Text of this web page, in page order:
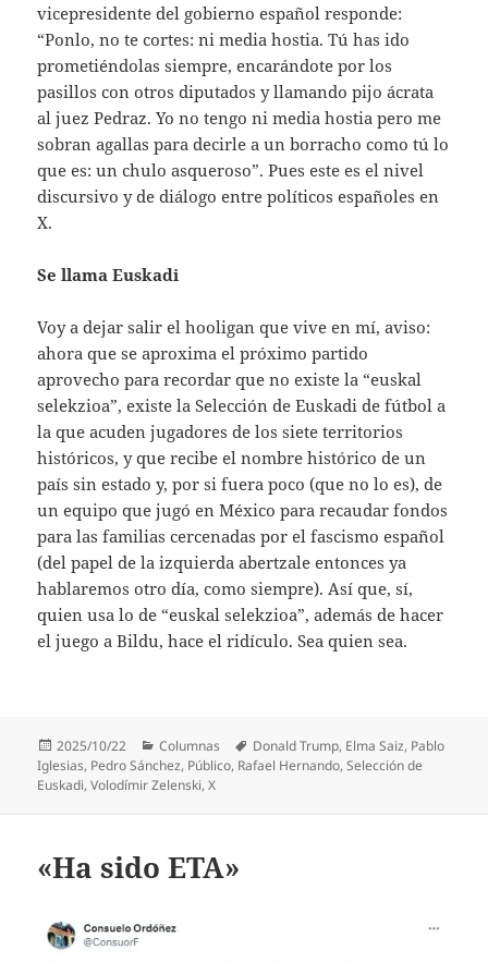
vicepresidente del gobierno español responde:
“Ponlo, no te cortes: ni media hostia. Tú has ido
prometiéndolas siempre, encarándote por los
pasillos con otros diputados y llamando pijo ácrata
al juez Pedraz. Yo no tengo ni media hostia pero me
sobran agallas para decirle a un borracho como tú lo
que es: un chulo asqueroso”. Pues este es el nivel
discursivo y de diálogo entre políticos españoles en
X.
Se llama Euskadi
Voy a dejar salir el hooligan que vive en mí, aviso:
ahora que se aproxima el próximo partido
aprovecho para recordar que no existe la “euskal
selekzioa”, existe la Selección de Euskadi de fútbol a
la que acuden jugadores de los siete territorios
históricos, y que recibe el nombre histórico de un
país sin estado y, por si fuera poco (que no lo es), de
un equipo que jugó en México para recaudar fondos
para las familias cercenadas por el fascismo español
(del papel de la izquierda abertzale entonces ya
hablaremos otro día, como siempre). Así que, sí,
quien usa lo de “euskal selekzioa”, además de hacer
el juego a Bildu, hace el ridículo. Sea quien sea.
Publicado
el
2025/10/22 Categorías
Columnas Etiquetas
Donald Trump, Elma Saiz, Pablo
Iglesias, Pedro Sánchez, Público, Rafael Hernando,Selección de
Euskadi,Volodímir Zelenski,X
«Ha sido ETA»